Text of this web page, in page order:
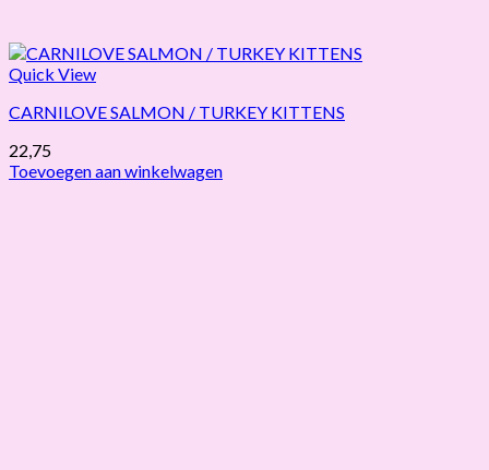
Quick View
CARNILOVE SALMON / TURKEY KITTENS
22,75
Toevoegen aan winkelwagen